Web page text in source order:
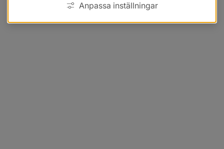
Anpassa inställningar